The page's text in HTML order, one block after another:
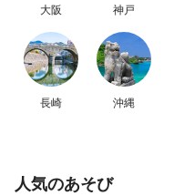
大阪 神戸
長崎 沖縄
人気のあそび